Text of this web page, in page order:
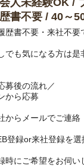
書不要 / 40～
歴書不要・来社不要
でも気になる方は是
募後の流れ／
から応募
からメールでご連絡
登録or来社登録を選
時にご希望をお伺い